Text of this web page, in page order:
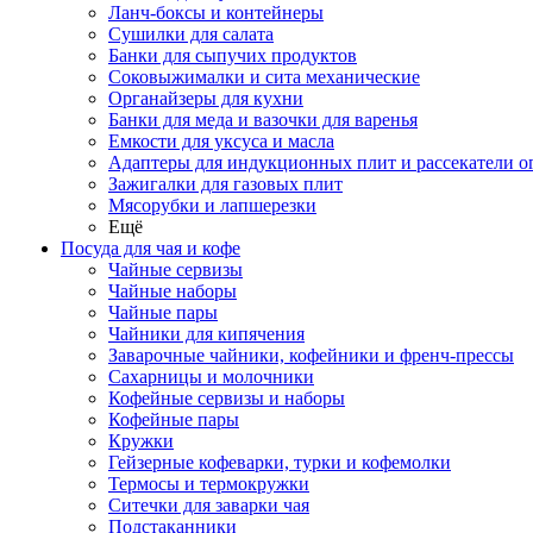
Ланч-боксы и контейнеры
Сушилки для салата
Банки для сыпучих продуктов
Соковыжималки и сита механические
Органайзеры для кухни
Банки для меда и вазочки для варенья
Емкости для уксуса и масла
Адаптеры для индукционных плит и рассекатели
Зажигалки для газовых плит
Мясорубки и лапшерезки
Ещё
Посуда для чая и кофе
Чайные сервизы
Чайные наборы
Чайные пары
Чайники для кипячения
Заварочные чайники, кофейники и френч-прессы
Сахарницы и молочники
Кофейные сервизы и наборы
Кофейные пары
Кружки
Гейзерные кофеварки, турки и кофемолки
Термосы и термокружки
Ситечки для заварки чая
Подстаканники